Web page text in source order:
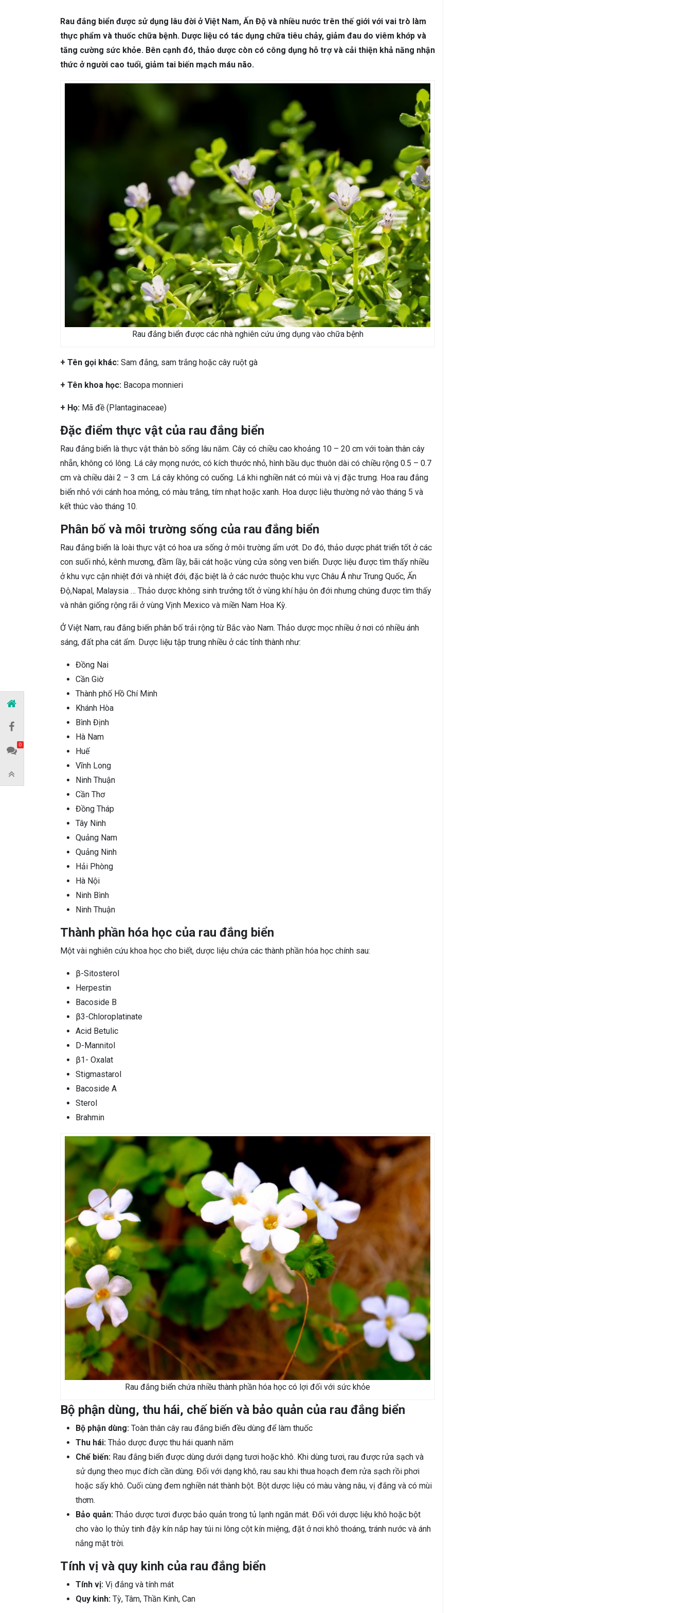
NHA KHOA Viêm Nướu Răng Sâu Răng Viêm Nha Chu Đau Răng Răng Ê Buốt
Rau đắng biển được sử dụng lâu đời ở Việt Nam, Ấn Độ và nhiều nước trên thế giới với vai trò làm
thực phẩm và thuốc chữa bệnh. Dược liệu có tác dụng chữa tiêu chảy, giảm đau do viêm khớp và
tăng cường sức khỏe. Bên cạnh đó, thảo dược còn có công dụng hỗ trợ và cải thiện khả năng nhận
thức ở người cao tuổi, giảm tai biến mạch máu não.
Rau đắng biển được các nhà nghiên cứu ứng dụng vào chữa bệnh
+ Tên gọi khác: Sam đắng, sam trắng hoặc cây ruột gà
+ Tên khoa học: Bacopa monnieri
+ Họ: Mã đề (Plantaginaceae)
Đặc điểm thực vật của rau đắng biển
Rau đắng biển là thực vật thân bò sống lâu năm. Cây có chiều cao khoảng 10 – 20 cm với toàn thân cây
nhẵn, không có lông. Lá cây mọng nước, có kích thước nhỏ, hình bầu dục thuôn dài có chiều rộng 0.5 – 0.7
cm và chiều dài 2 – 3 cm. Lá cây không có cuống. Lá khi nghiền nát có mùi và vị đặc trưng. Hoa rau đắng
biển nhỏ với cánh hoa mỏng, có màu trắng, tím nhạt hoặc xanh. Hoa dược liệu thường nở vào tháng 5 và
kết thúc vào tháng 10.
Phân bố và môi trường sống của rau đắng biển
Rau đắng biển là loài thực vật có hoa ưa sống ở môi trường ẩm ướt. Do đó, thảo dược phát triển tốt ở các
con suối nhỏ, kênh mương, đầm lầy, bãi cát hoặc vùng cửa sông ven biển. Dược liệu được tìm thấy nhiều
ở khu vực cận nhiệt đới và nhiệt đới, đặc biệt là ở các nước thuộc khu vực Châu Á như Trung Quốc, Ấn
Độ,Napal, Malaysia … Thảo dược không sinh trưởng tốt ở vùng khí hậu ôn đới nhưng chúng được tìm thấy
và nhân giống rộng rãi ở vùng Vịnh Mexico và miền Nam Hoa Kỳ.
Ở Việt Nam, rau đắng biến phân bố trải rộng từ Bắc vào Nam. Thảo dược mọc nhiều ở nơi có nhiều ánh
sáng, đất pha cát ẩm. Dược liệu tập trung nhiều ở các tỉnh thành như:
Đồng Nai
Cần Giờ
Thành phố Hồ Chí Minh
Khánh Hòa
Bình Định
Hà Nam
Huế
Vĩnh Long
Ninh Thuận
Cần Thơ
Đồng Tháp
Tây Ninh
Quảng Nam
Quảng Ninh
Hải Phòng
Hà Nội
Ninh Bình
Ninh Thuận
Thành phần hóa học của rau đắng biển
Một vài nghiên cứu khoa học cho biết, dược liệu chứa các thành phần hóa học chính sau:
β-Sitosterol
Herpestin
Bacoside B
β3-Chloroplatinate
Acid Betulic
D-Mannitol
β1- Oxalat
Stigmastarol
Bacoside A
Sterol
Brahmin
Rau đắng biển chứa nhiều thành phần hóa học có lợi đối với sức khỏe
Bộ phận dùng, thu hái, chế biến và bảo quản của rau đắng biển
Bộ phận dùng: Toàn thân cây rau đắng biển đều dùng để làm thuốc
Thu hái: Thảo dược được thu hái quanh năm
Chế biến: Rau đắng biển được dùng dưới dạng tươi hoặc khô. Khi dùng tươi, rau được rửa sạch và
sử dụng theo mục đích cần dùng. Đối với dạng khô, rau sau khi thua hoạch đem rửa sạch rồi phơi
hoặc sấy khô. Cuối cùng đem nghiền nát thành bột. Bột dược liệu có màu vàng nâu, vị đắng và có mùi
thơm.
Bảo quản: Thảo dược tươi được bảo quản trong tủ lạnh ngăn mát. Đối với dược liệu khô hoặc bột
cho vào lọ thủy tinh đậy kín nắp hay túi ni lông cột kín miệng, đặt ở nơi khô thoáng, tránh nước và ánh
nắng mặt trời.
Tính vị và quy kinh của rau đắng biển
Tính vị: Vị đắng và tính mát
Quy kinh: Tỳ, Tâm, Thần Kinh, Can
0